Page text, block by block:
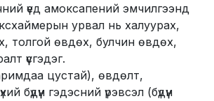
үед амоксапений эмчилгээнд
урвал нь халуурах,
толгой өвдөх, булчин өвдөх,
үүсгэдэг.
цустай), өвдөлт,
бүдүүн гэдэсний үрэвсэл (бүдүүн